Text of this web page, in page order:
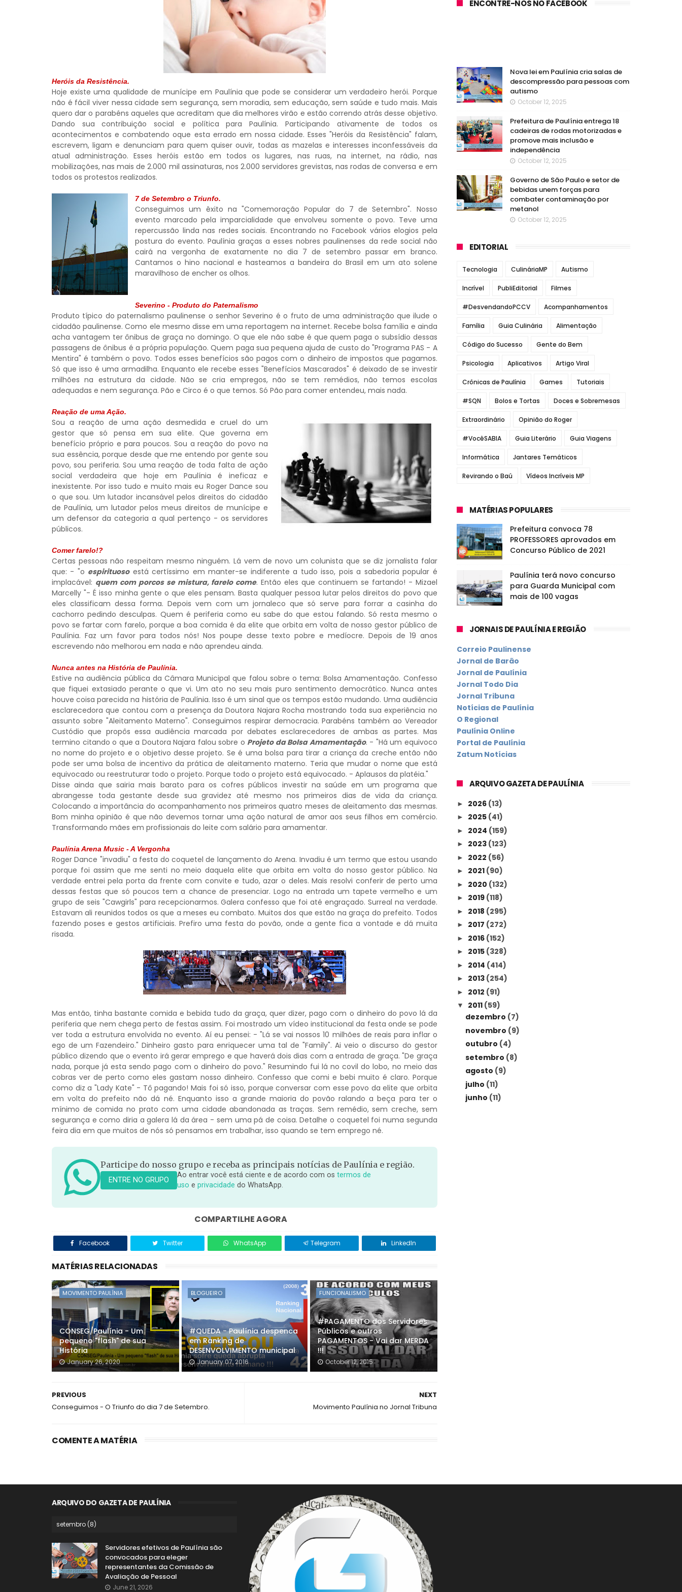
Heróis da Resistência.
Hoje existe uma qualidade de munícipe em Paulínia que pode se considerar um verdadeiro herói. Porque
não é fácil viver nessa cidade sem segurança, sem moradia, sem educação, sem saúde e tudo mais. Mais
quero dar o parabéns aqueles que acreditam que dia melhores virão e estão correndo atrás desse objetivo.
Dando sua contribuição social e política para Paulínia. Participando ativamente de todos os
acontecimentos e combatendo oque esta errado em nossa cidade. Esses "Heróis da Resistência" falam,
escrevem, ligam e denunciam para quem quiser ouvir, todas as mazelas e interesses inconfessáveis da
atual administração. Esses heróis estão em todos os lugares, nas ruas, na internet, na rádio, nas
mobilizações, nas mais de 2.000 mil assinaturas, nos 2.000 servidores grevistas, nas rodas de conversa e em
todos os protestos realizados.
7 de Setembro o Triunfo.
Conseguimos um êxito na "Comemoração Popular do 7 de Setembro". Nosso
evento marcado pela imparcialidade que envolveu somente o povo. Teve uma
repercussão linda nas redes sociais. Encontrando no Facebook vários elogios pela
postura do evento. Paulínia graças a esses nobres paulinenses da rede social não
cairá na vergonha de exatamente no dia 7 de setembro passar em branco.
Cantamos o hino nacional e hasteamos a bandeira do Brasil em um ato solene
maravilhoso de encher os olhos.
Severino - Produto do Paternalismo
Produto típico do paternalismo paulinense o senhor Severino é o fruto de uma administração que ilude o
cidadão paulinense. Como ele mesmo disse em uma reportagem na internet. Recebe bolsa família e ainda
acha vantagem ter ônibus de graça no domingo. O que ele não sabe é que quem paga o subsídio dessas
passagens de ônibus é a própria população. Quem paga sua pequena ajuda de custo do "Programa PAS - A
Mentira" é também o povo. Todos esses benefícios são pagos com o dinheiro de impostos que pagamos.
Só que isso é uma armadilha. Enquanto ele recebe esses "Benefícios Mascarados" é deixado de se investir
milhões na estrutura da cidade. Não se cria empregos, não se tem remédios, não temos escolas
adequadas e nem segurança. Pão e Circo é o que temos. Só Pão para comer entendeu, mais nada.
Reação de uma Ação.
Sou a reação de uma ação desmedida e cruel do um
gestor que só pensa em sua elite. Que governa em
benefício próprio e para poucos. Sou a reação do povo na
sua essência, porque desde que me entendo por gente sou
povo, sou periferia. Sou uma reação de toda falta de ação
social verdadeira que hoje em Paulínia é ineficaz e
inexistente. Por isso tudo e muito mais eu Roger Dance sou
o que sou. Um lutador incansável pelos direitos do cidadão
de Paulínia, um lutador pelos meus direitos de munícipe e
um defensor da categoria a qual pertenço - os servidores
públicos.
Comer farelo!?
Certas pessoas não respeitam mesmo ninguém. Lá vem de novo um colunista que se diz jornalista falar
que: - "o espirituosoestá certíssimo em manter-se indiferente a tudo isso, pois a sabedoria popular é
implacável: quem com porcos se mistura, farelo come. Então eles que continuem se fartando! - Mizael
Marcelly "- É isso minha gente o que eles pensam. Basta qualquer pessoa lutar pelos direitos do povo que
eles classificam dessa forma. Depois vem com um jornaleco que só serve para forrar a casinha do
cachorro pedindo desculpas. Quem é periferia como eu sabe do que estou falando. Só resta mesmo o
povo se fartar com farelo, porque a boa comida é da elite que orbita em volta de nosso gestor público de
Paulínia. Faz um favor para todos nós! Nos poupe desse texto pobre e medíocre. Depois de 19 anos
escrevendo não melhorou em nada e não aprendeu ainda.
Nunca antes na História de Paulínia.
Estive na audiência pública da Câmara Municipal que falou sobre o tema: Bolsa Amamentação. Confesso
que fiquei extasiado perante o que vi. Um ato no seu mais puro sentimento democrático. Nunca antes
houve coisa parecida na história de Paulínia. Isso é um sinal que os tempos estão mudando. Uma audiência
esclarecedora que contou com a presença da Doutora Najara Rocha mostrando toda sua experiência no
assunto sobre "Aleitamento Materno". Conseguimos respirar democracia. Parabéns também ao Vereador
Custódio que propôs essa audiência marcada por debates esclarecedores de ambas as partes. Mas
termino citando o que a Doutora Najara falou sobre o Projeto da Bolsa Amamentação. - "Há um equivoco
no nome do projeto e o objetivo desse projeto. Se é uma bolsa para tirar a criança da creche então não
pode ser uma bolsa de incentivo da prática de aleitamento materno. Teria que mudar o nome que está
equivocado ou reestruturar todo o projeto. Porque todo o projeto está equivocado. - Aplausos da platéia."
Disse ainda que sairia mais barato para os cofres públicos investir na saúde em um programa que
abrangesse toda gestante desde sua gravidez até mesmo nos primeiros dias de vida da criança.
Colocando a importância do acompanhamento nos primeiros quatro meses de aleitamento das mesmas.
Bom minha opinião é que não devemos tornar uma ação natural de amor aos seus filhos em comércio.
Transformando mães em profissionais do leite com salário para amamentar.
Paulínia Arena Music - A Vergonha
Roger Dance "invadiu" a festa do coquetel de lançamento do Arena. Invadiu é um termo que estou usando
porque foi assim que me senti no meio daquela elite que orbita em volta do nosso gestor público. Na
verdade entrei pela porta da frente com convite e tudo, azar o deles. Mais resolvi conferir de perto uma
dessas festas que só poucos tem a chance de presenciar. Logo na entrada um tapete vermelho e um
grupo de seis "Cawgirls" para recepcionarmos. Galera confesso que foi até engraçado. Surreal na verdade.
Estavam ali reunidos todos os que a meses eu combato. Muitos dos que estão na graça do prefeito. Todos
fazendo poses e gestos artificiais. Prefiro uma festa do povão, onde a gente fica a vontade e dá muita
risada.
Mas então, tinha bastante comida e bebida tudo da graça, quer dizer, pago com o dinheiro do povo lá da
periferia que nem chega perto de festas assim. Foi mostrado um vídeo institucional da festa onde se pode
ver toda a estrutura envolvida no evento. Aí eu pensei: - "Lá se vai nossos 10 milhões de reais para inflar o
ego de um Fazendeiro." Dinheiro gasto para enriquecer uma tal de "Family". Ai veio o discurso do gestor
público dizendo que o evento irá gerar emprego e que haverá dois dias com a entrada de graça. "De graça
nada, porque já esta sendo pago com o dinheiro do povo." Resumindo fui lá no covil do lobo, no meio das
cobras ver de perto como eles gastam nosso dinheiro. Confesso que comi e bebi muito é claro. Porque
como diz a "Lady Kate" - Tô pagando! Mais foi só isso, porque conversar com esse povo da elite que orbita
em volta do prefeito não dá né. Enquanto isso a grande maioria do povão ralando a beça para ter o
mínimo de comida no prato com uma cidade abandonada as traças. Sem remédio, sem creche, sem
segurança e como diria a galera lá da área - sem uma pá de coisa. Detalhe o coquetel foi numa segunda
feira dia em que muitos de nós só pensamos em trabalhar, isso quando se tem emprego né.
Participe do nosso grupo e receba as principais notícias de Paulínia e região.
ENTRE NO GRUPO
Ao entrar você está ciente e de acordo com os termos de
uso e privacidade do WhatsApp.
COMPARTILHE AGORA
Facebook Twitter WhatsApp Telegram LinkedIn
MATÉRIAS RELACIONADAS
MOVIMENTO PAULÍNIA
CONSEG/Paulínia - Um
pequeno "flash" de sua
História
January 26, 2020
BLOGUEIRO
#QUEDA - Paulínia despenca
em Ranking de
DESENVOLVIMENTO municipal
January 07, 2016
FUNCIONALISMO
#PAGAMENTO dos Servidores
Públicos e outros
PAGAMENTOS - Vai dar MERDA
!!!
October 12, 2015
NEXT
Movimento Paulínia no Jornal Tribuna
PREVIOUS
Conseguimos - O Triunfo do dia 7 de Setembro.
COMENTE A MATÉRIA
ENCONTRE-NOS NO FACEBOOK
Nova lei em Paulínia cria salas de
descompressão para pessoas com
autismo
October 12, 2025
Prefeitura de Paulínia entrega 18
cadeiras de rodas motorizadas e
promove mais inclusão e
independência
October 12, 2025
Governo de São Paulo e setor de
bebidas unem forças para
combater contaminação por
metanol
October 12, 2025
EDITORIAL
Tecnologia CulináriaMP Autismo
Incrível PubliEditorial Filmes
#DesvendandoPCCV Acompanhamentos
Família Guia Culinária Alimentação
Código do Sucesso Gente do Bem
Psicologia Aplicativos Artigo Viral
Crônicas de Paulínia Games Tutoriais
#SQN Bolos e Tortas Doces e Sobremesas
Extraordinário Opinião do Roger
#VocêSABIA Guia Literário Guia Viagens
Informática Jantares Temáticos
Revirando o Baú Vídeos Incríveis MP
MATÉRIAS POPULARES
Prefeitura convoca 78
PROFESSORES aprovados em
Concurso Público de 2021
Paulínia terá novo concurso
para Guarda Municipal com
mais de 100 vagas
JORNAIS DE PAULÍNIA E REGIÃO
Correio Paulinense
Jornal de Barão
Jornal de Paulínia
Jornal Todo Dia
Jornal Tribuna
Notícias de Paulínia
O Regional
Paulínia Online
Portal de Paulínia
Zatum Notícias
ARQUIVO GAZETA DE PAULÍNIA
► 2026 (13)
► 2025 (41)
► 2024 (159)
► 2023 (123)
► 2022 (56)
► 2021 (90)
► 2020 (132)
► 2019 (118)
► 2018 (295)
► 2017 (272)
► 2016 (152)
► 2015 (328)
► 2014 (414)
► 2013 (254)
► 2012 (91)
▼ 2011 (59)
dezembro (7)
novembro (9)
outubro (4)
setembro (8)
agosto (9)
julho (11)
junho (11)
ARQUIVO DO GAZETA DE PAULÍNIA
Servidores efetivos de Paulínia são
convocados para eleger
representantes da Comissão de
Avaliação de Pessoal
June 21, 2026